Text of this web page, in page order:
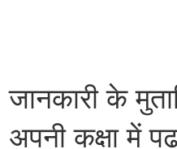
जानकारी के
अपनी कक्षा में